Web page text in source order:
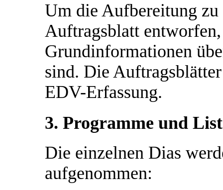
Um die Aufbereitung
Auftragsblatt
Grundinformationen
sind. Die
EDV-Erfassung.
3. Programme und
Die einzelnen Dias
aufgenommen: